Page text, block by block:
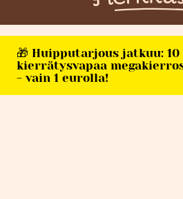
🎁 Huipputarjous jatkuu:
kierrätysvapaa
- vain 1 eurolla!